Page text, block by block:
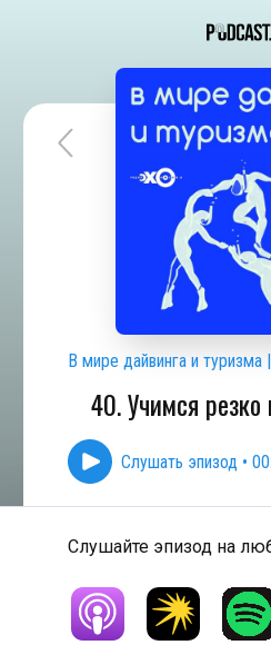
В мире дайвинга и
40. Учимся
Слушать эпизод •
Слушайте эпизод на